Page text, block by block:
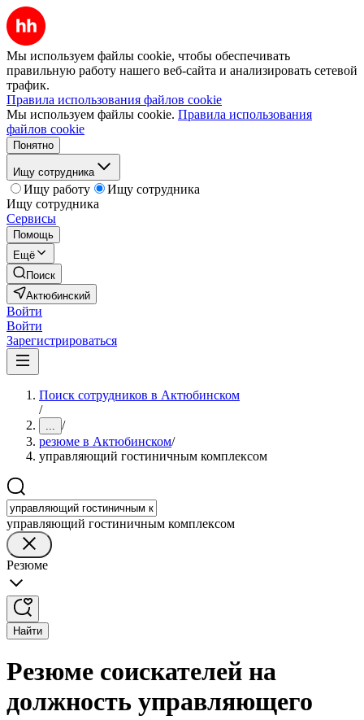
Мы используем файлы cookie, чтобы обеспечивать
правильную работу нашего веб-сайта и анализировать сетевой
трафик.
Правила использования файлов cookie
Мы используем файлы cookie. Правила использования
файлов cookie
Понятно
Ищу сотрудника
Ищу работу
Ищу сотрудника
Ищу сотрудника
Сервисы
Помощь
Ещё
Поиск
Актюбинский
Войти
Войти
Зарегистрироваться
Поиск сотрудников в Актюбинском
/
... /
резюме в Актюбинском/
управляющий гостиничным комплексом
управляющий гостиничным комплексом
Резюме
Найти
Резюме соискателей на
должность управляющего